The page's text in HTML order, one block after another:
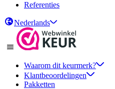
Referenties
Nederlands
Waarom dit keurmerk?
Klantbeoordelingen
Pakketten